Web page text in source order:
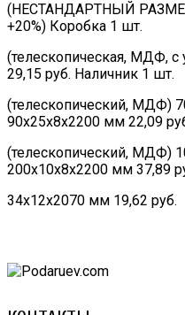
(НЕСТАНДАРТНЫЙ
+20%) Коробка 1 шт.
(телескопическая, МДФ,
29,15 руб. Наличник 1 шт.
(телескопический, МДФ)
90х25х8х2200 мм 22,09
(телескопический, МДФ)
200х10х8х2200 мм 37,89
34х12х2070 мм 19,62 руб.